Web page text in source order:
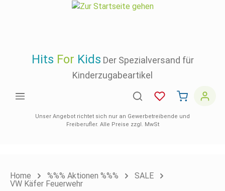
Hits For Kids Der Spezialversand für
Kinderzugabeartikel
Unser Angebot richtet sich nur an Gewerbetreibende und
Freiberufler. Alle Preise zzgl. MwSt
Home %%% Aktionen %%%
SALE
VW Käfer Feuerwehr